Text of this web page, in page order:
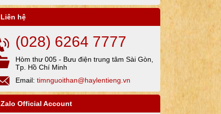
Liên hệ
(028) 6264 7777
Hòm thư 005 - Bưu điện trung tâm Sài Gòn,
Tp. Hồ Chí Minh
Email: timnguoithan@haylentieng.vn
Zalo Official Account